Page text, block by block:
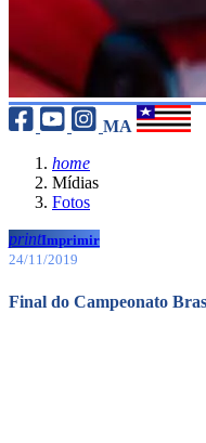
MA
home
Mídias
Fotos
printImprimir
24/11/2019
Final do Campeonato